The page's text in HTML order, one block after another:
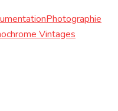
Photographie
Vintages